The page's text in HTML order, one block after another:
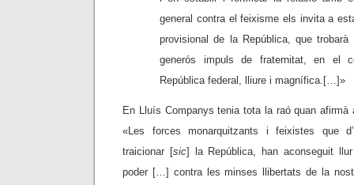
general contra el feixisme els invita a
provisional de la República, que
generós impuls de fraternitat, en el
República federal, lliure i magnífica.[…]»
En Lluís Companys tenia tota la raó quan
«Les forces monarquitzants i feixistes que
traicionar [sic] la República, han aconseguit
poder […] contra les minses llibertats de la